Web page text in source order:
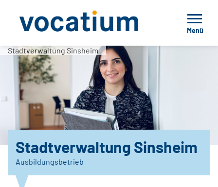
Menü
Stadtverwaltung Sinsheim
Stadtverwaltung Sinsheim
Ausbildungsbetrieb